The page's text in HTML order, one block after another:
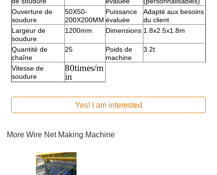
Ouverture de
soudure
50X50-
200X200MM
Puissance
évaluée
Adapté aux besoins
du client
Largeur de
soudure
1200mm Dimensions 1.8x2.5x1.8m
Quantité de
chaîne
25
Poids de
machine
3.2t
Vitesse de
soudure
80times/m
in
Yes! I am interested
More Wire Net Making Machine